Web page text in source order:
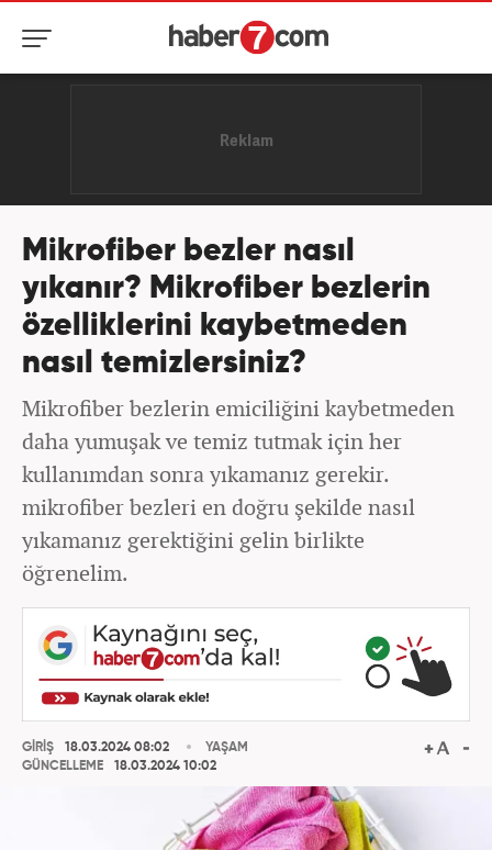
Mikrofiber bezler nasıl
yıkanır? Mikrofiber bezlerin
özelliklerini kaybetmeden
nasıl temizlersiniz?
Mikrofiber bezlerin emiciliğini kaybetmeden
daha yumuşak ve temiz tutmak için her
kullanımdan sonra yıkamanız gerekir.
mikrofiber bezleri en doğru şekilde nasıl
yıkamanız gerektiğini gelin birlikte
öğrenelim.
GİRİŞ
18.03.2024 08:02
GÜNCELLEME
18.03.2024 10:02
YAŞAM